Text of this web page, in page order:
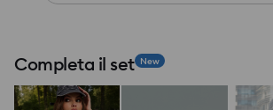
Completa il set New